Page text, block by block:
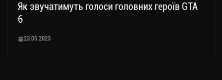
Як звучатимуть голоси головних героїв GTA
6
23.05.2023